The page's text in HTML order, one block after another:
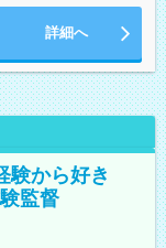
詳細へ
験から好き
監督